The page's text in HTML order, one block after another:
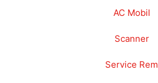
AC Mobil
Scanner
Service Rem